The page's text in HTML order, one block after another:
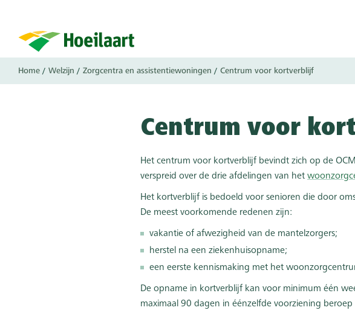
inhoud
gaan
Kruimelpad
Home Welzijn Zorgcentra en assistentiewoningen Centrum voor kortverblijf
Centrum voor
Het centrum voor kortverblijf bevindt zich op de
verspreid over de drie afdelingen van het
Het kortverblijf is bedoeld voor senioren die door
De meest voorkomende redenen zijn:
vakantie of afwezigheid van de mantelzorgers;
herstel na een ziekenhuisopname;
een eerste kennismaking met het
De opname in kortverblijf kan voor minimum één
maximaal 90 dagen in éénzelfde voorziening